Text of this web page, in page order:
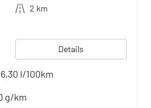
Kilometerstand 2 km
Details
6,30 l/100km
g/km